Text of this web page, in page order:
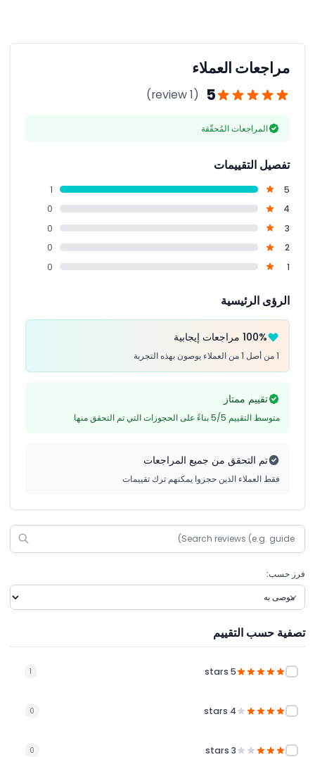
مراجعات العملاء
5
(1 review)
المراجعات المُحقّقة
تفصيل التقييمات
5
1
4
0
3
0
2
0
1
0
الرؤى الرئيسية
100% مراجعات إيجابية
1 من أصل 1 من العملاء يوصون بهذه التجربة
تقييم ممتاز
متوسط التقييم 5/5 بناءً على الحجوزات التي تم التحقق منها
تم التحقق من جميع المراجعات
فقط العملاء الذين حجزوا يمكنهم ترك تقييمات
فرز حسب:
تصفية حسب التقييم
5 stars
1
4 stars
0
3 stars
0